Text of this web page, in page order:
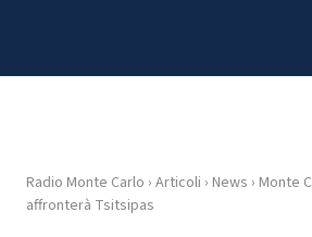
HOME
Radio Monte Carlo › Articoli › News › Monte
affronterà Tsitsipas